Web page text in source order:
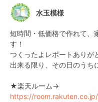
水玉模様
短時間・低価格で作れて、
す！
つくったよレポートありが
出来る限り、その日のうち
★楽天ルーム→
https://